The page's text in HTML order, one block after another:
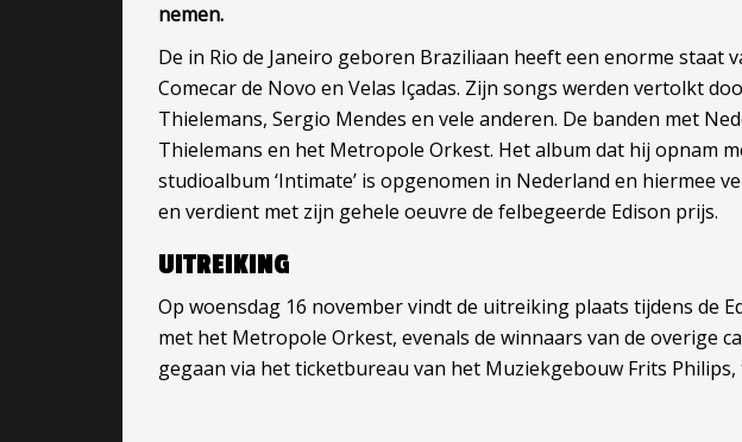
nemen.
De in Rio de Janeiro geboren Braziliaan heeft een enorme staat
Comecar de Novo en Velas Içadas. Zijn songs werden vertolkt
Thielemans, Sergio Mendes en vele anderen. De banden met
Thielemans en het Metropole Orkest. Het album dat hij opnam
studioalbum ‘Intimate’ is opgenomen in Nederland en hiermee
en verdient met zijn gehele oeuvre de felbegeerde Edison prijs.
UITREIKING
Op woensdag 16 november vindt de uitreiking plaats tijdens de
met het Metropole Orkest, evenals de winnaars van de overige
gegaan via het ticketbureau van het Muziekgebouw Frits Philips,